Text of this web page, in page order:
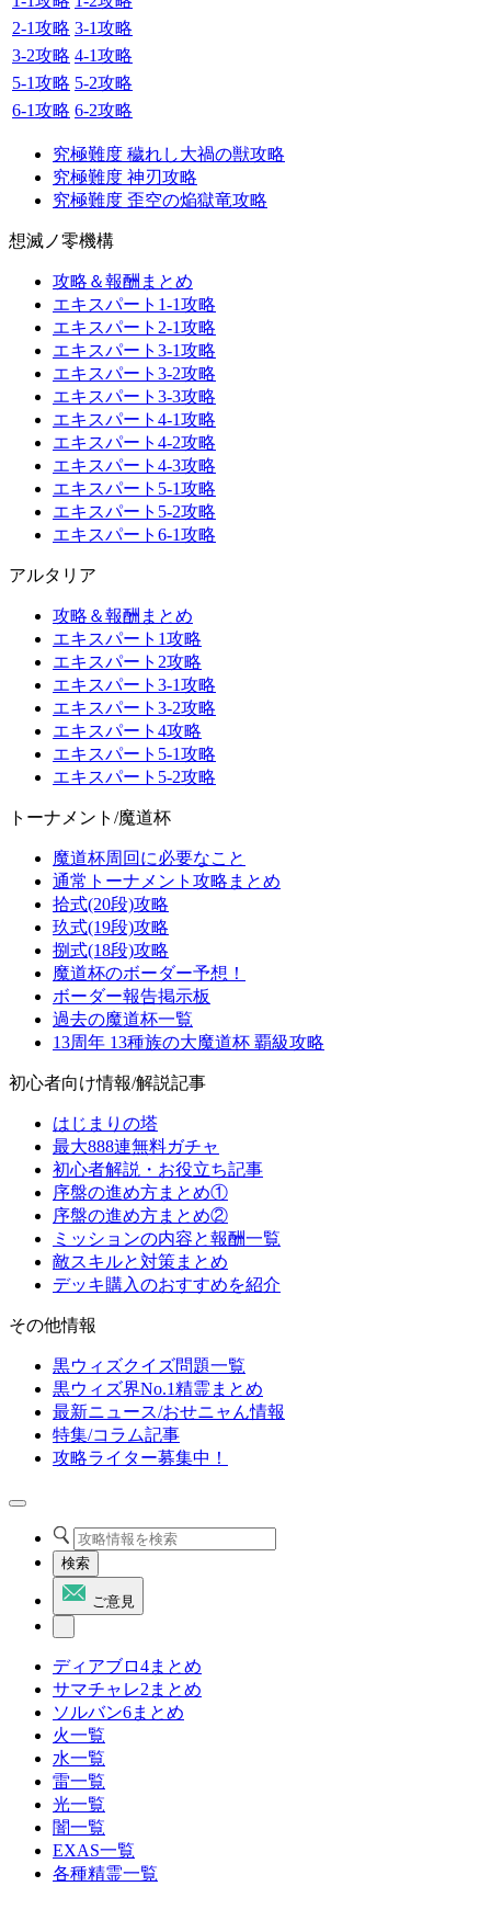
2-1攻略 3-1攻略
3-2攻略 4-1攻略
5-1攻略 5-2攻略
6-1攻略 6-2攻略
究極難度 穢れし大禍の獣攻略
究極難度 神刃攻略
究極難度 歪空の焔獄竜攻略
想滅ノ零機構
攻略＆報酬まとめ
エキスパート1-1攻略
エキスパート2-1攻略
エキスパート3-1攻略
エキスパート3-2攻略
エキスパート3-3攻略
エキスパート4-1攻略
エキスパート4-2攻略
エキスパート4-3攻略
エキスパート5-1攻略
エキスパート5-2攻略
エキスパート6-1攻略
アルタリア
攻略＆報酬まとめ
エキスパート1攻略
エキスパート2攻略
エキスパート3-1攻略
エキスパート3-2攻略
エキスパート4攻略
エキスパート5-1攻略
エキスパート5-2攻略
トーナメント/魔道杯
魔道杯周回に必要なこと
通常トーナメント攻略まとめ
拾式(20段)攻略
玖式(19段)攻略
捌式(18段)攻略
魔道杯のボーダー予想！
ボーダー報告掲示板
過去の魔道杯一覧
13周年 13種族の大魔道杯 覇級攻略
初心者向け情報/解説記事
はじまりの塔
最大888連無料ガチャ
初心者解説・お役立ち記事
序盤の進め方まとめ①
序盤の進め方まとめ②
ミッションの内容と報酬一覧
敵スキルと対策まとめ
デッキ購入のおすすめを紹介
その他情報
黒ウィズクイズ問題一覧
黒ウィズ界No.1精霊まとめ
最新ニュース/おせニャん情報
特集/コラム記事
攻略ライター募集中！
検索
ご意見
ディアブロ4まとめ
サマチャレ2まとめ
ソルバン6まとめ
火一覧
水一覧
雷一覧
光一覧
闇一覧
EXAS一覧
各種精霊一覧